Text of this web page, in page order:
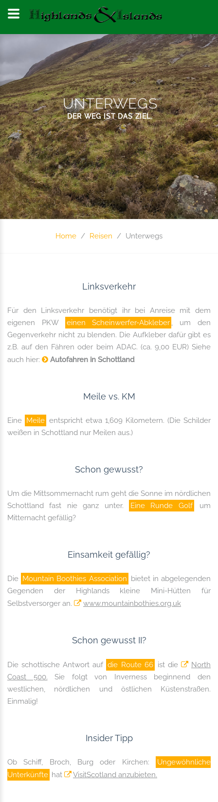
UNTERWEGS
DER WEG IST DAS ZIEL.
Home Reisen Unterwegs
Linksverkehr
Für den Linksverkehr benötigt ihr bei Anreise mit dem
eigenen PKW
einen Scheinwerfer-Abkleber , um den
Gegenverkehr nicht zu blenden. Die Aufkleber dafür gibt es
z.B. auf den Fähren oder beim ADAC. (ca. 9,00 EUR) Siehe
auch hier:
Autofahren in Schottland
Meile vs. KM
Eine Meile entspricht etwa 1,609 Kilometern. (Die Schilder
weißen in Schottland nur Meilen aus.)
Schon gewusst?
Um die Mittsommernacht rum geht die Sonne im nördlichen
Schottland fast nie ganz unter.
Eine Runde Golf
um
Mitternacht gefällig?
Einsamkeit gefällig?
Die Mountain Boothies Association bietet in abgelegenden
Gegenden der Highlands kleine Mini-Hütten für
Selbstversorger an.
www.mountainbothies.org.uk
Schon gewusst II?
Die schottische Antwort auf die Route 66 ist die
North
Coast 500. Sie folgt von Inverness beginnend den
westlichen, nördlichen und östlichen Küstenstraßen.
Einmalig!
Insider Tipp
Ob Schiff, Broch, Burg oder Kirchen:
Ungewöhnliche
Unterkünfte hat VisitScotland anzubieten.